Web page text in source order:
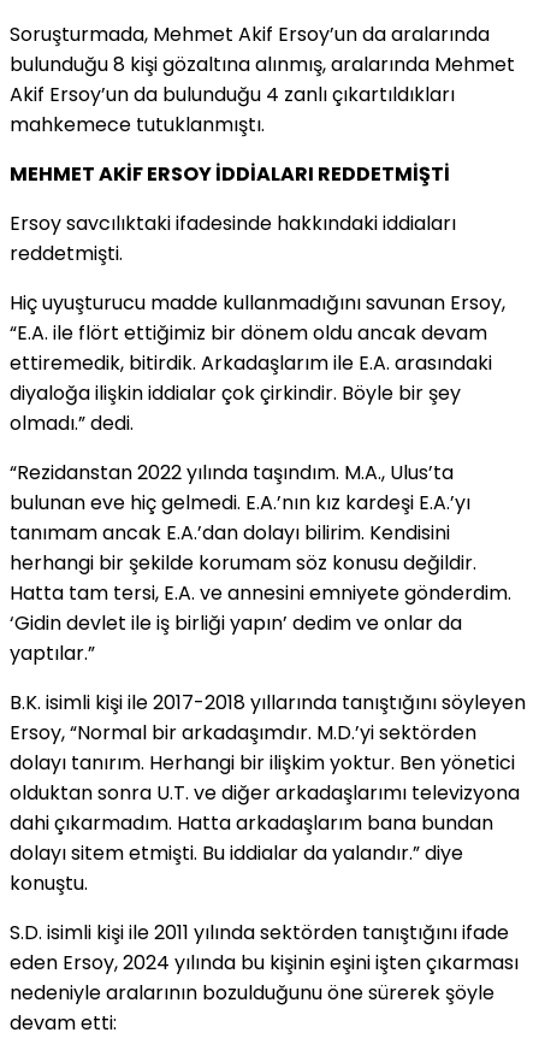
Soruşturmada, Mehmet Akif Ersoy’un da aralarında
bulunduğu 8 kişi gözaltına alınmış, aralarında Mehmet
Akif Ersoy’un da bulunduğu 4 zanlı çıkartıldıkları
mahkemece tutuklanmıştı.
MEHMET AKİF ERSOY İDDİALARI REDDETMİŞTİ
Ersoy savcılıktaki ifadesinde hakkındaki iddiaları
reddetmişti.
Hiç uyuşturucu madde kullanmadığını savunan Ersoy,
“E.A. ile flört ettiğimiz bir dönem oldu ancak devam
ettiremedik, bitirdik. Arkadaşlarım ile E.A. arasındaki
diyaloğa ilişkin iddialar çok çirkindir. Böyle bir şey
olmadı.” dedi.
“Rezidanstan 2022 yılında taşındım. M.A., Ulus’ta
bulunan eve hiç gelmedi. E.A.’nın kız kardeşi E.A.’yı
tanımam ancak E.A.’dan dolayı bilirim. Kendisini
herhangi bir şekilde korumam söz konusu değildir.
Hatta tam tersi, E.A. ve annesini emniyete gönderdim.
‘Gidin devlet ile iş birliği yapın’ dedim ve onlar da
yaptılar.”
B.K. isimli kişi ile 2017-2018 yıllarında tanıştığını söyleyen
Ersoy, “Normal bir arkadaşımdır. M.D.’yi sektörden
dolayı tanırım. Herhangi bir ilişkim yoktur. Ben yönetici
olduktan sonra U.T. ve diğer arkadaşlarımı televizyona
dahi çıkarmadım. Hatta arkadaşlarım bana bundan
dolayı sitem etmişti. Bu iddialar da yalandır.” diye
konuştu.
S.D. isimli kişi ile 2011 yılında sektörden tanıştığını ifade
eden Ersoy, 2024 yılında bu kişinin eşini işten çıkarması
nedeniyle aralarının bozulduğunu öne sürerek şöyle
devam etti: